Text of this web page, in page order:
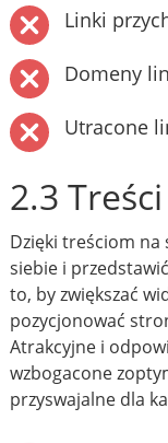
Linki
Domeny
Utracone
2.3 Treści
Dzięki treściom
siebie i
to, by zwiększać
pozycjonować
Atrakcyjne i
wzbogacone
przyswajalne dla